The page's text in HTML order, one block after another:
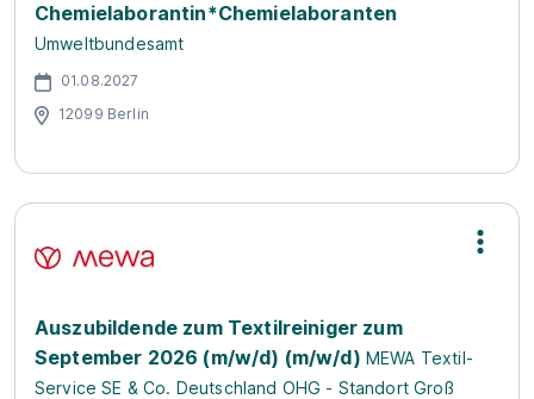
Chemielaborantin*Chemielaboranten
Umweltbundesamt
01.08.2027
12099 Berlin
Auszubildende zum Textilreiniger zum
September 2026 (m/w/d) (m/w/d) MEWA Textil-
Service SE & Co. Deutschland OHG - Standort Groß